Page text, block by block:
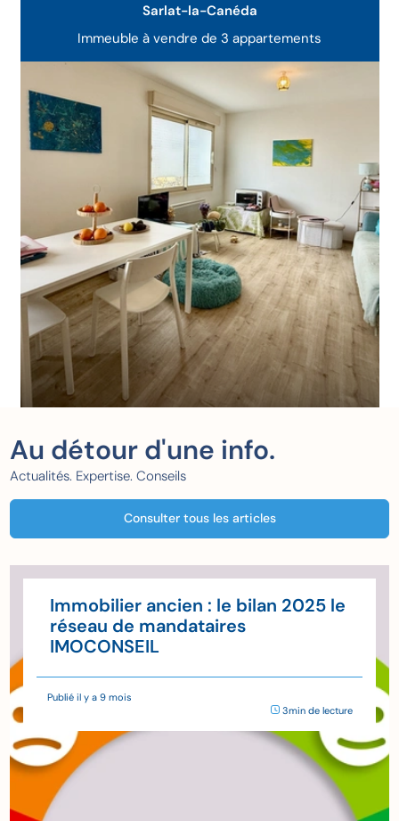
Immeuble à vendre de 3 appartements
Sarlat-la-Canéda
Au détour d'une info.
Actualités. Expertise. Conseils
Consulter tous les articles
Immobilier ancien : le bilan 2025 le
réseau de mandataires
IMOCONSEIL
Publié il y a 9 mois
3min de lecture